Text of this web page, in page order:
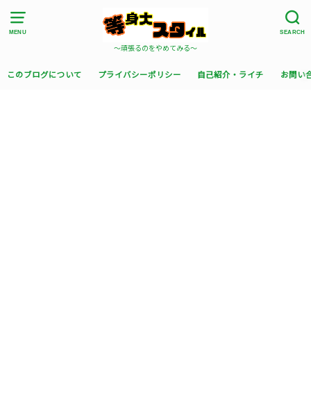
MENU SEARCH
〜頑張るのをやめてみる〜
このブログについて プライバシーポリシー 自己紹介・ライチ お問い